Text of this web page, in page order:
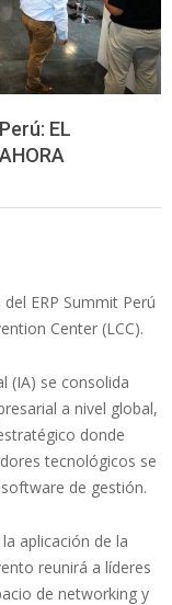
EL
ERP Summit Perú
Center (LCC).
(IA) se consolida
a nivel global,
donde
tecnológicos se
de gestión.
aplicación de la
reunirá a líderes
de networking y